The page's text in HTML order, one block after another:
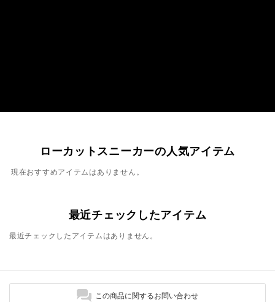
ローカットスニーカーの人気アイテム
現在おすすめアイテムはありません。
最近チェックしたアイテム
最近チェックしたアイテムはありません。
この商品に関するお問い合わせ